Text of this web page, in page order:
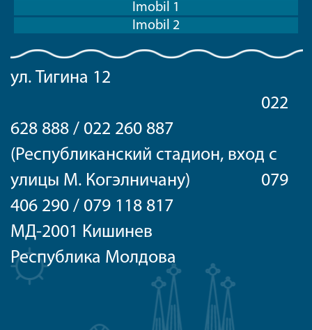
Imobil 1
Imobil 2
ул. Тигина 12
022
628 888 / 022 260 887
(Республиканский стадион, вход с
улицы М. Когэлничану) 079
406 290 / 079 118 817
МД-2001 Кишинев
Республика Молдова